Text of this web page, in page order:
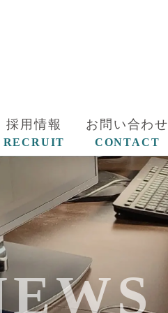
採用情報
RECRUIT
お問い合わせ
CONTACT